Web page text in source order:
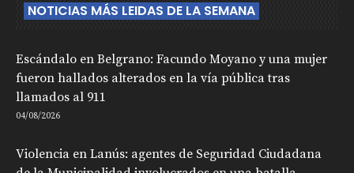
NOTICIAS MÁS LEIDAS DE LA SEMANA
Escándalo en Belgrano: Facundo Moyano y una mujer
fueron hallados alterados en la vía pública tras
llamados al 911
04/08/2026
Violencia en Lanús: agentes de Seguridad Ciudadana